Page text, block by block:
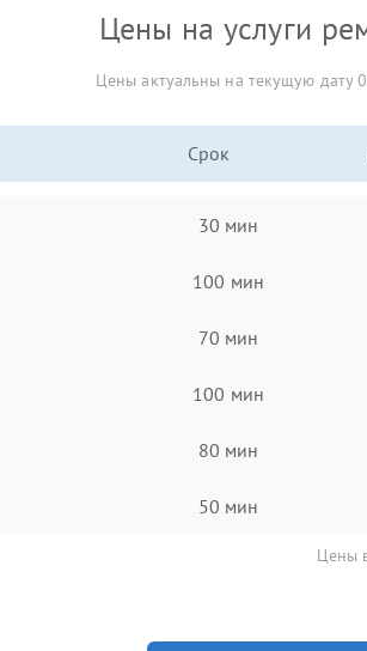
Цены на услуги
Цены актуальны на текущую дату
Срок
30 мин
100 мин
70 мин
100 мин
80 мин
50 мин
Цены